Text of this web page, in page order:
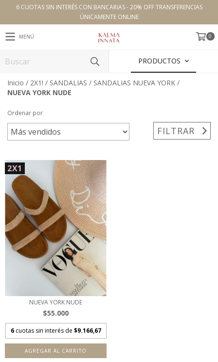
6 CUOTAS SIN INTERÉS CON BANCARIAS - 20% OFF TRANSFERENCIAS
ÚNICAMENTE ONLINE
MENÚ 0
PRODUCTOS
Inicio / 2X1! / SANDALIAS / SANDALIAS NUEVA YORK /
NUEVA YORK NUDE
Ordenar por
FILTRAR
2X1
NUEVA YORK NUDE
$55.000
6 cuotas sin interés de $9.166,67
AGREGAR AL CARRITO